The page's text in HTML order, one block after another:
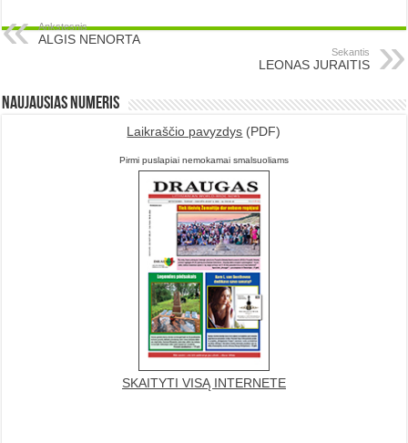
Ankstesnis
ALGIS NENORTA
Sekantis
LEONAS JURAITIS
Naujausias numeris
Laikraščio pavyzdys (PDF)
Pirmi puslapiai nemokamai smalsuoliams
SKAITYTI VISĄ INTERNETE